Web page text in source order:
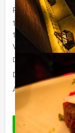
Prijs :
12 - 15 personen
16 - 29 personen
Vanaf 30
De prijzen zijn
Duur:
4 uur
Aantal: